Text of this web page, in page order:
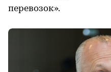
перевозок».